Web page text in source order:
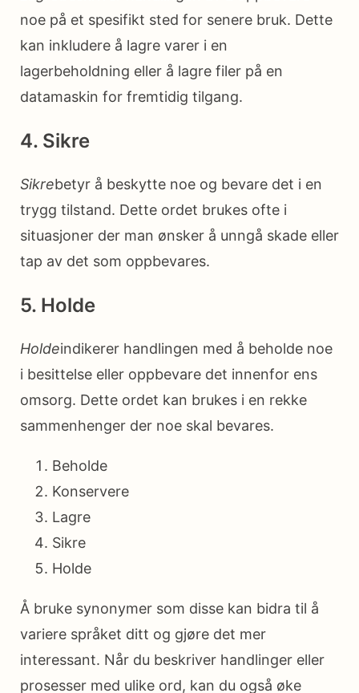
noe på et spesifikt sted for senere bruk. Dette
kan inkludere å lagre varer i en
lagerbeholdning eller å lagre filer på en
datamaskin for fremtidig tilgang.
4. Sikre
Sikrebetyr å beskytte noe og bevare det i en
trygg tilstand. Dette ordet brukes ofte i
situasjoner der man ønsker å unngå skade eller
tap av det som oppbevares.
5. Holde
Holdeindikerer handlingen med å beholde noe
i besittelse eller oppbevare det innenfor ens
omsorg. Dette ordet kan brukes i en rekke
sammenhenger der noe skal bevares.
Beholde
Konservere
Lagre
Sikre
Holde
Å bruke synonymer som disse kan bidra til å
variere språket ditt og gjøre det mer
interessant. Når du beskriver handlinger eller
prosesser med ulike ord, kan du også øke